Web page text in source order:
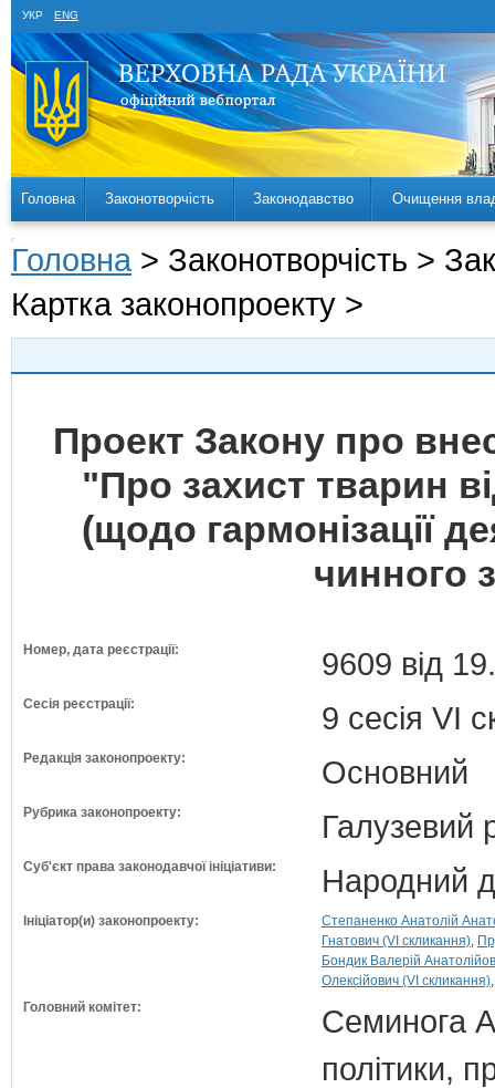
УКР ENG
Головна Законотворчість Законодавство Очищення
Головна > Законотворчість >
Картка законопроекту >
Проект Закону про
"Про захист тварин
(щодо гармонізації
чинного
Номер, дата реєстрації: 9609 від
Сесія реєстрації: 9 сесія VI
Редакція законопроекту: Основний
Рубрика законопроекту: Галузевий
Суб'єкт права законодавчої ініціативи: Народний
Ініціатор(и) законопроекту:
Степаненко Анатолій
Гнатович (VI скликання)
Бондик Валерій
Олексійович (VI скликання)
Головний комітет:
Семинога
політики,